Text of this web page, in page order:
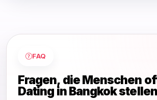
FAQ
Fragen, die Menschen
Dating in Bangkok stellen